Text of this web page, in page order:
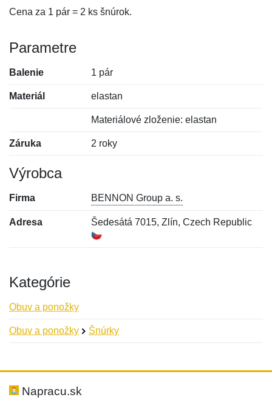
Cena za 1 pár = 2 ks šnúrok.
Parametre
Balenie 1 pár
Materiál elastan
Materiálové zloženie: elastan
Záruka 2 roky
Výrobca
Firma BENNON Group a. s.
Adresa Šedesátá 7015, Zlín, Czech Republic
Kategórie
Obuv a ponožky
Obuv a ponožky Šnúrky
Hodnotenie:
Meno:
Napracu.sk